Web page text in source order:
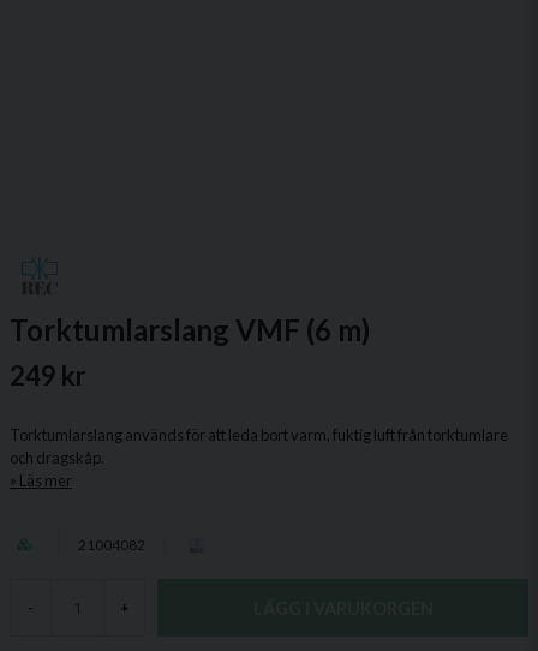
Torktumlarslang VMF (6 m)
249 kr
Torktumlarslang används för att leda bort varm, fuktig luft från torktumlare
och dragskåp.
Läs mer
21004082
- +